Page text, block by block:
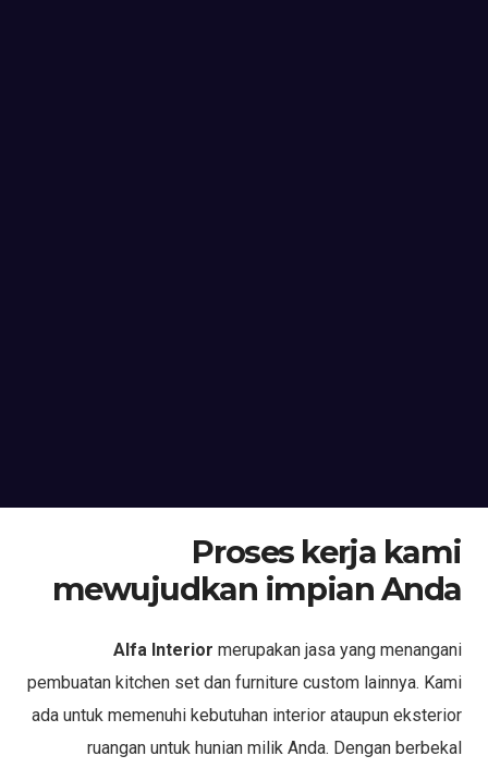
Proses kerja kami
mewujudkan impian Anda
Alfa Interior merupakan jasa yang menangani
pembuatan kitchen set dan furniture custom lainnya. Kami
ada untuk memenuhi kebutuhan interior ataupun eksterior
ruangan untuk hunian milik Anda. Dengan berbekal